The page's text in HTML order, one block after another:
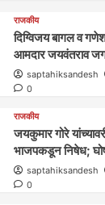
राजकीय
दिग्विजय बागल व
आमदार जयवंतराव
saptahiksandesh
0
राजकीय
जयकुमार गोरे
भाजपकडून निषेध;
saptahiksandesh
0